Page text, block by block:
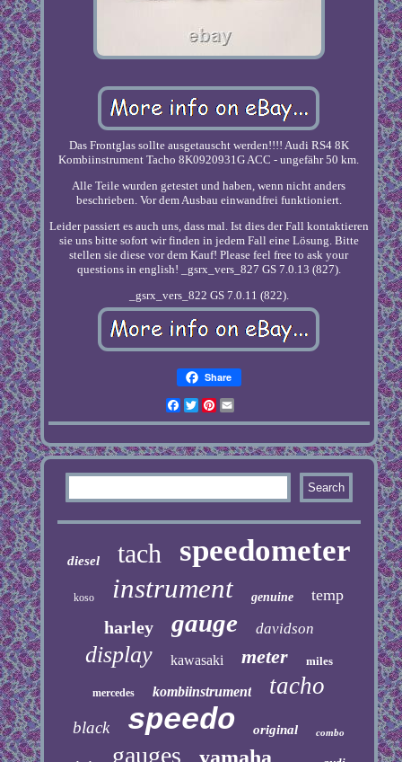
Das Frontglas sollte ausgetauscht werden!!!! Audi RS4 8K
Kombiinstrument Tacho 8K0920931G ACC - ungefähr 50 km.
Alle Teile wurden getestet und haben, wenn nicht anders
beschrieben. Vor dem Ausbau einwandfrei funktioniert.
Leider passiert es auch uns, dass mal. Ist dies der Fall kontaktieren
sie uns bitte sofort wir finden in jedem Fall eine Lösung. Bitte
stellen sie diese vor dem Kauf! Please feel free to ask your
questions in english! _gsrx_vers_827 GS 7.0.13 (827).
_gsrx_vers_822 GS 7.0.11 (822).
Share
Facebook
TwitterPinterest
diesel tach speedometer
koso instrument genuine temp
harley gauge davidson
display kawasaki meter miles
mercedes kombiinstrument tacho
black speedo original combo
gauges yamaha